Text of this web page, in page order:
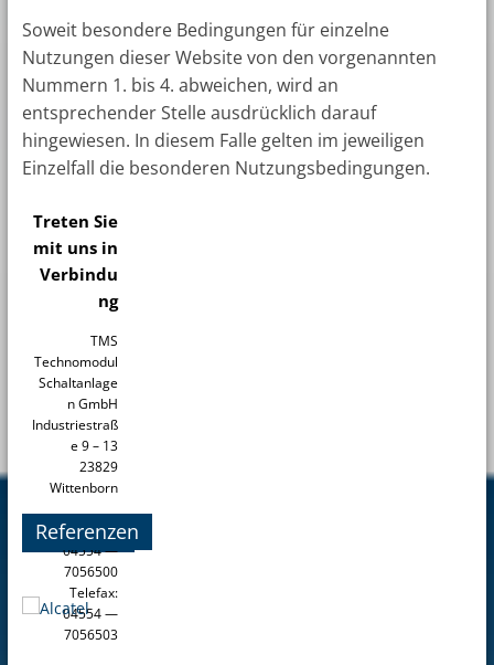
Soweit besondere Bedingungen für einzelne
Nutzungen dieser Website von den vorgenannten
Nummern 1. bis 4. abweichen, wird an
entsprechender Stelle ausdrücklich darauf
hingewiesen. In diesem Falle gelten im jeweiligen
Einzelfall die besonderen Nutzungsbedingungen.
Treten Sie
mit uns in
Verbindu
ng
TMS
Technomodul
Schaltanlage
n GmbH
Industriestraß
e 9 – 13
23829
Wittenborn
Telefon:
04554 —
7056500
Telefax:
04554 —
7056503
Referenzen